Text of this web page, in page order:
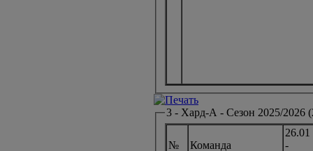
3 - Хард-А - Сезон 2025/2026
№ Команда
26.01
-